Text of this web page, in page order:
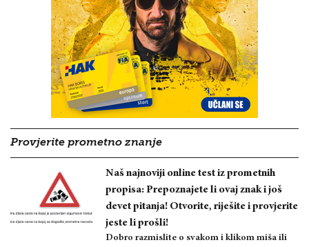
Provjerite prometno znanje
Naš najnoviji online test iz prometnih
propisa: Prepoznajete li ovaj znak i još
devet pitanja! Otvorite, riješite i provjerite
jeste li prošli!
Dobro razmislite o svakom i klikom miša ili